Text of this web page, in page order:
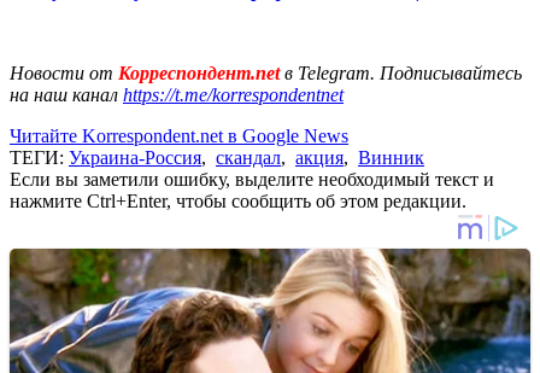
Новости от Корреспондент.netв Telegram. Подписывайтесь
на наш канал https://t.me/korrespondentnet
Читайте Korrespondent.net в Google News
ТЕГИ: Украина-Россия, скандал, акция, Винник
Если вы заметили ошибку, выделите необходимый текст и
нажмите Ctrl+Enter, чтобы сообщить об этом редакции.